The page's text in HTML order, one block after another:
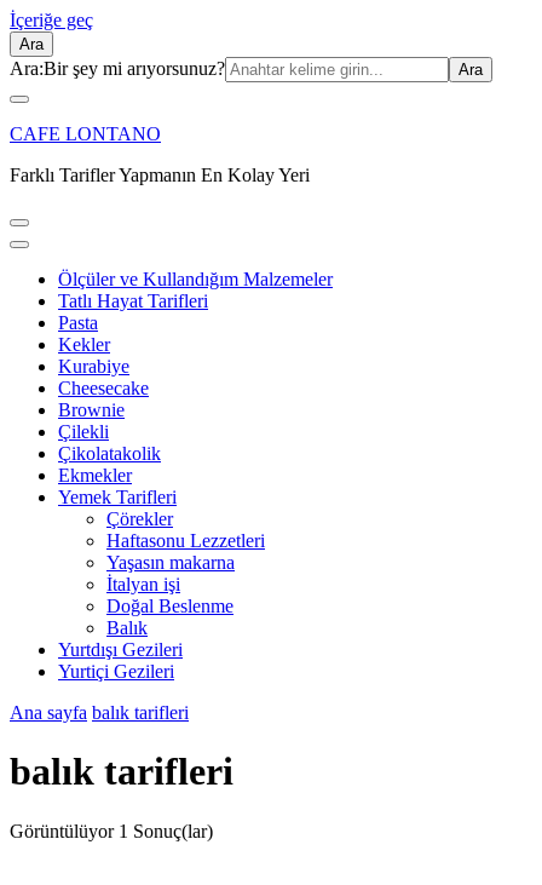
İçeriğe geç
Ara
Ara:Bir şey mi arıyorsunuz?
CAFE LONTANO
Farklı Tarifler Yapmanın En Kolay Yeri
Ölçüler ve Kullandığım Malzemeler
Tatlı Hayat Tarifleri
Pasta
Kekler
Kurabiye
Cheesecake
Brownie
Çilekli
Çikolatakolik
Ekmekler
Yemek Tarifleri
Çörekler
Haftasonu Lezzetleri
Yaşasın makarna
İtalyan işi
Doğal Beslenme
Balık
Yurtdışı Gezileri
Yurtiçi Gezileri
Ana sayfa balık tarifleri
balık tarifleri
Görüntülüyor 1 Sonuç(lar)